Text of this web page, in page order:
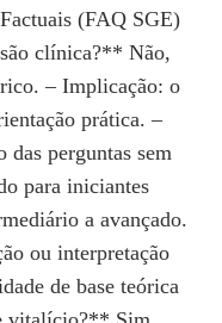
(FAQ SGE)
clínica?** Não,
– Implicação: o
prática. –
perguntas sem
para iniciantes
a avançado.
ou interpretação
de base teórica